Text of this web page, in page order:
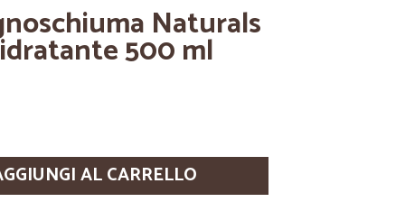
Naturals
500 ml
AL CARRELLO